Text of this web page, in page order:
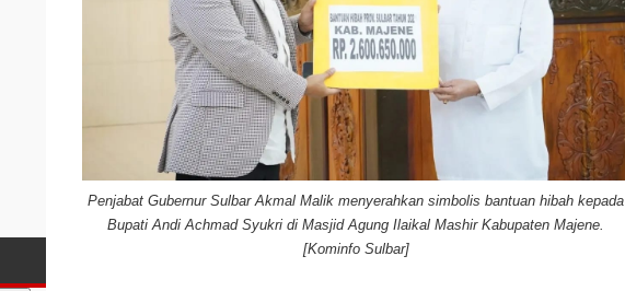
Penjabat Gubernur Sulbar Akmal Malik menyerahkan simbolis bantuan hibah kepada
Bupati Andi Achmad Syukri di Masjid Agung Ilaikal Mashir Kabupaten Majene.
[Kominfo Sulbar]